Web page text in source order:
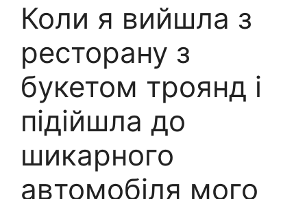
Коли я вийшла з
ресторану з
букетом троянд і
підійшла до
шикарного
автомобіля мого